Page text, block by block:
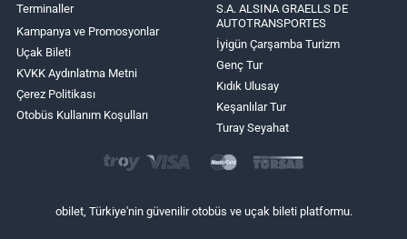
Terminaller
Kampanya ve Promosyonlar
Uçak Bileti
KVKK Aydınlatma Metni
Çerez Politikası
Otobüs Kullanım Koşulları
S.A. ALSINA GRAELLS DE
AUTOTRANSPORTES
İyigün Çarşamba Turizm
Genç Tur
Kıdık Ulusay
Keşanlılar Tur
Turay Seyahat
obilet, Türkiye'nin güvenilir otobüs ve uçak bileti platformu.